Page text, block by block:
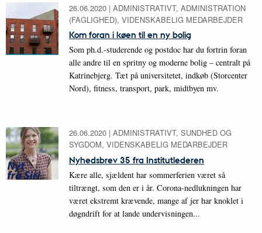
26.06.2020 | ADMINISTRATIVT, ADMINISTRATION
(FAGLIGHED), VIDENSKABELIG MEDARBEJDER
Kom foran i køen til en ny bolig
Som ph.d.-studerende og postdoc har du fortrin foran
alle andre til en spritny og moderne bolig – centralt på
Katrinebjerg. Tæt på universitetet, indkøb (Storcenter
Nord), fitness, transport, park, midtbyen mv.
26.06.2020 | ADMINISTRATIVT, SUNDHED OG
SYGDOM, VIDENSKABELIG MEDARBEJDER
Nyhedsbrev 35 fra Institutlederen
Kære alle, sjældent har sommerferien været så
tiltrængt, som den er i år. Corona-nedlukningen har
været ekstremt krævende, mange af jer har knoklet i
døgndrift for at lande undervisningen...